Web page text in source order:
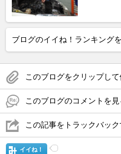
ブログのイイね！ランキング
このブログをクリップし
このブログのコメントを見
この記事をトラックバック
イイね！